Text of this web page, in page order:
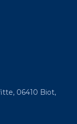
06410 Biot,